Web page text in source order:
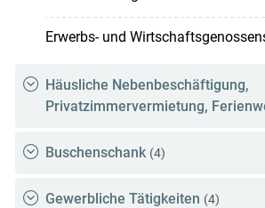
Erwerbs- und
Häusliche Nebenbeschäftigung,
Privatzimmervermietung,
Buschenschank (4)
Gewerbliche Tätigkeiten (4)